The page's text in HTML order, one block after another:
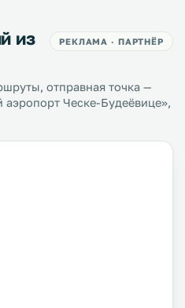
из
РЕКЛАМА · ПАРТНЁР
отправная точка —
Ческе-Будеёвице»,